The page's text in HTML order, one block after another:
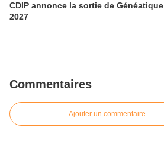
CDIP annonce la sortie de Généatique
2027
Commentaires
Ajouter un commentaire